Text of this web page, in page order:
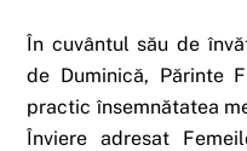
În cuvântul său de
de Duminică, Părinte
practic însemnătatea
Înviere adresat